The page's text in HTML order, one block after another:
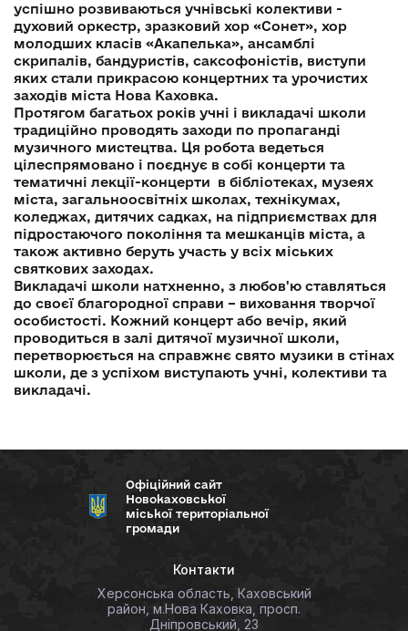
успішно розвиваються учнівські колективи -
духовий оркестр, зразковий хор «Сонет», хор
молодших класів «Акапелька», ансамблі
скрипалів, бандуристів, саксофоністів, виступи
яких стали прикрасою концертних та урочистих
заходів міста Нова Каховка.
Протягом багатьох років учні і викладачі школи
традиційно проводять заходи по пропаганді
музичного мистецтва. Ця робота ведеться
цілеспрямовано і поєднує в собі концерти та
тематичні лекції-концерти в бібліотеках, музеях
міста, загальноосвітніх школах, технікумах,
коледжах, дитячих садках, на підприємствах для
підростаючого покоління та мешканців міста, а
також активно беруть участь у всіх міських
святкових заходах.
Викладачі школи натхненно, з любов'ю ставляться
до своєї благородної справи – виховання творчої
особистості. Кожний концерт або вечір, який
проводиться в залі дитячої музичної школи,
перетворюється на справжнє свято музики в стінах
школи, де з успіхом виступають учні, колективи та
викладачі.
Офіційний сайт
Новокаховської
міської територіальної
громади
Контакти
Херсонська область, Каховський
район, м.Нова Каховка, просп.
Дніпровський, 23